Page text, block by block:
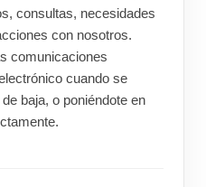
consultas, necesidades
con nosotros.
comunicaciones
cuando se
baja, o poniéndote en